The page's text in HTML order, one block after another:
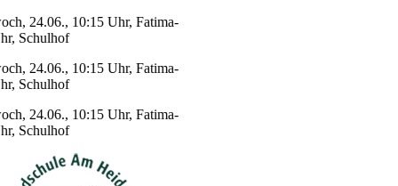
24.06., 10:15 Uhr, Fatima-
Schulhof
24.06., 10:15 Uhr, Fatima-
Schulhof
24.06., 10:15 Uhr, Fatima-
Schulhof